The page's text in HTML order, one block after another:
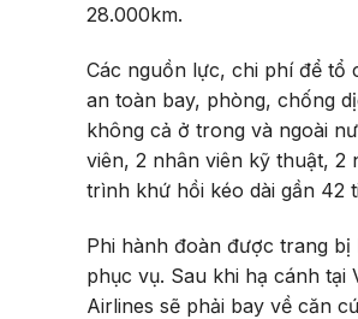
28.000km.
Các nguồn lực, chi phí để tổ
an toàn bay, phòng, chống
không cả ở trong và ngoài
viên, 2 nhân viên kỹ thuật, 2
trình khứ hồi kéo dài gần 42
Phi hành đoàn được trang
phục vụ. Sau khi hạ cánh
Airlines sẽ phải bay về căn